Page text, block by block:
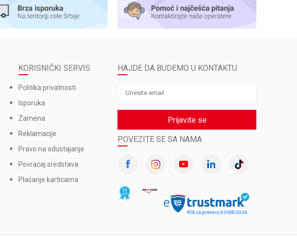
KORISNIČKI SERVIS
Politika privatnosti
Isporuka
Zamena
Reklamacije
Pravo na odustajanje
Povraćaj sredstava
Plaćanje karticama
HAJDE DA BUDEMO U KONTAKTU
Prijavite se
POVEZITE SE SA NAMA